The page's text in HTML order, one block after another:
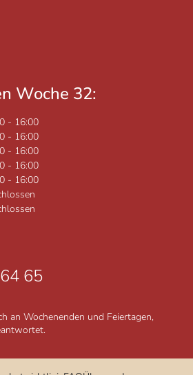
Woche 32:
- 16:00
- 16:00
- 16:00
- 16:00
- 16:00
65
an Wochenenden und Feiertagen,